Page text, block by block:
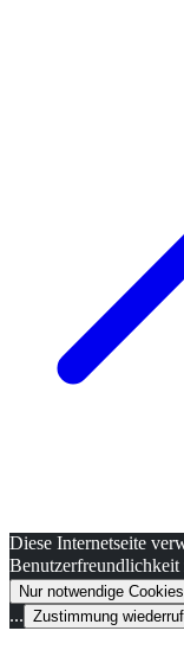
Diese Internetseite
Benutzerfreundlichkeit
Nur notwendige Cookies
... Zustimmung